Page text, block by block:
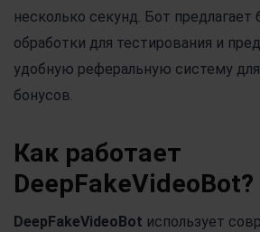
несколько секунд. Бот предлагает
обработки для тестирования и
удобную реферальную систему для
бонусов.
Как работает
DeepFakeVideoBot?
DeepFakeVideoBot использует